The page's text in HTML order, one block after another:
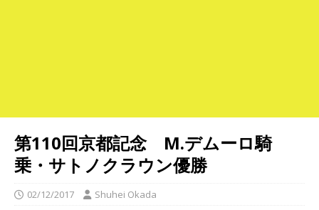
第110回京都記念 M.デムーロ騎
乗・サトノクラウン優勝
02/12/2017 Shuhei Okada